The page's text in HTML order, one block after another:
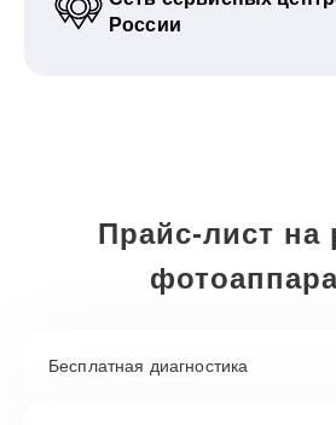
России
Прайс-лист на
Бесплатная диагностика